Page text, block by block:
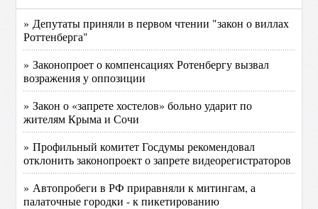
» Депутаты приняли в первом чтении "закон о виллах
Роттенберга"
» Законопроет о компенсациях Ротенбергу вызвал
возражения у оппозиции
» Закон о «запрете хостелов» больно ударит по
жителям Крыма и Сочи
» Профильный комитет Госдумы рекомендовал
отклонить законопроект о запрете видеорегистраторов
» Автопробеги в РФ приравняли к митингам, а
палаточные городки - к пикетированию